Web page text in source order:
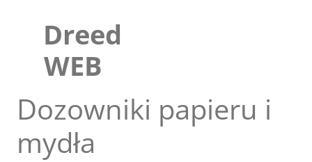
Dreed
WEB
Dozowniki papieru i
mydła